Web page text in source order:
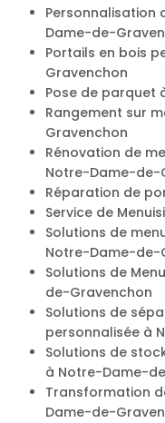
Personnalisation
Dame-de-
Portails en bois
Gravenchon
Pose de parquet
Rangement sur
Gravenchon
Rénovation de
Notre-Dame-de-
Réparation de
Service de
Solutions de
Notre-Dame-de-
Solutions de
de-Gravenchon
Solutions de
personnalisée à
Solutions de
à Notre-Dame-
Transformation
Dame-de-